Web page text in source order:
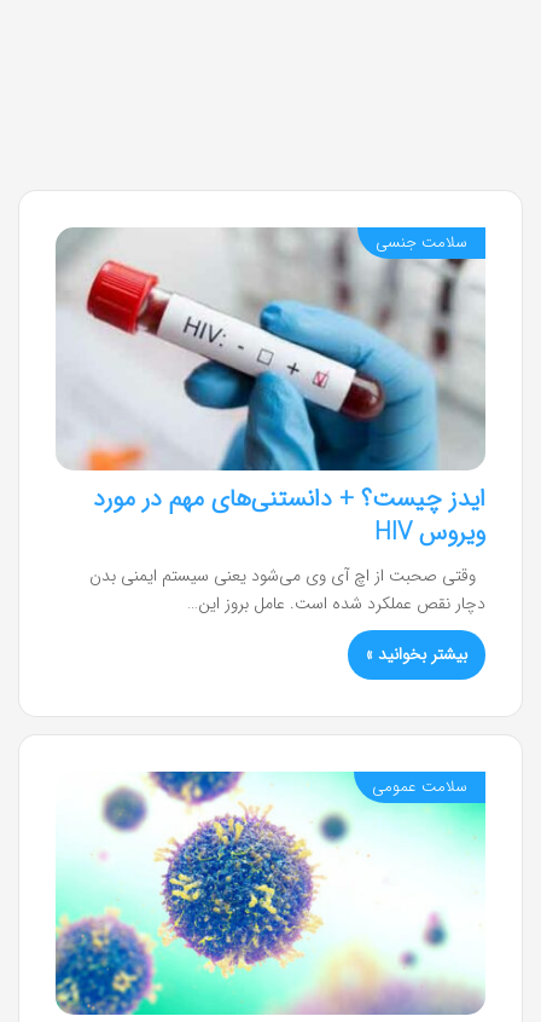
سلامت جنسی
ایدز چیست؟ + دانستنی‌های مهم در مورد
ویروس HIV
وقتی صحبت از اچ آی وی می‌شود یعنی سیستم ایمنی بدن
دچار نقص عملکرد شده است. عامل بروز این…
بیشتر بخوانید »
سلامت عمومی